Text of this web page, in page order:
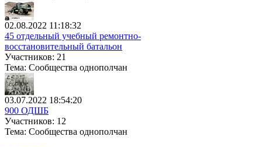
02.08.2022 11:18:32
45 отдельный учебный ремонтно-
восстановительный батальон
Участников: 21
Тема: Сообщества однополчан
03.07.2022 18:54:20
900 ОДШБ
Участников: 12
Тема: Сообщества однополчан